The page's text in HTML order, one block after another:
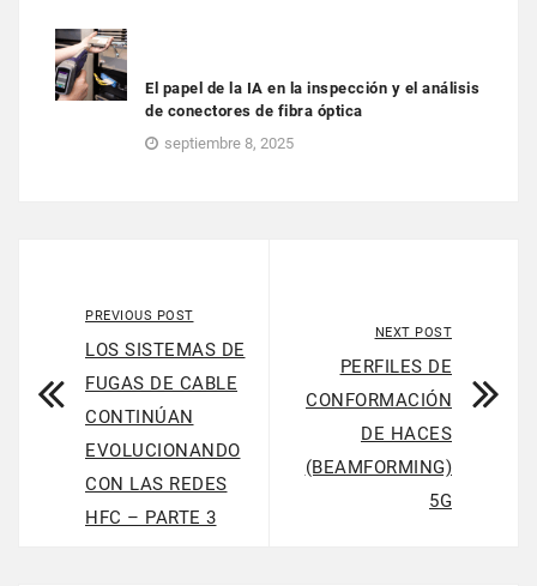
El papel de la IA en la inspección y el análisis
de conectores de fibra óptica
septiembre 8, 2025
PREVIOUS POST
LOS SISTEMAS DE
FUGAS DE CABLE
CONTINÚAN
EVOLUCIONANDO
CON LAS REDES
HFC – PARTE 3
NEXT POST
PERFILES DE
CONFORMACIÓN
DE HACES
(BEAMFORMING)
5G